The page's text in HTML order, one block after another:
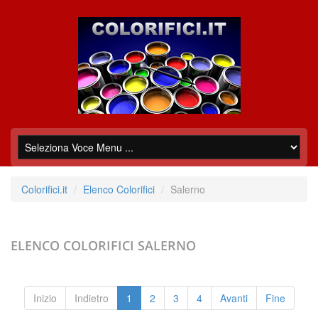
Colorifici.it Elenco Colorifici Salerno
ELENCO COLORIFICI SALERNO
Inizio Indietro 1 2 3 4 Avanti Fine